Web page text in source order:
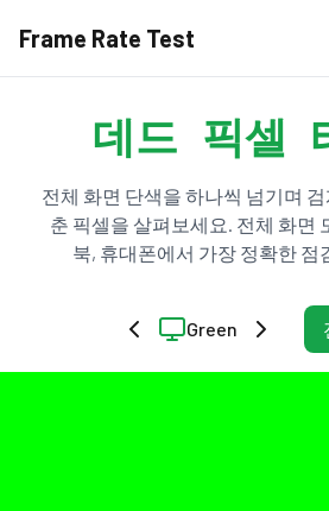
Frame Rate Test
데드 픽셀
전체 화면 단색을 하나씩 넘기며
춘 픽셀을 살펴보세요. 전체 화면
북, 휴대폰에서 가장 정확한 점
Green